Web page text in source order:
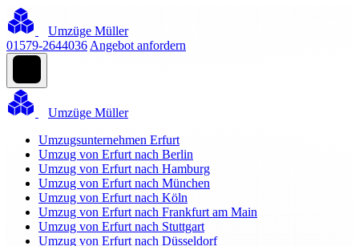
Umzüge Müller
01579-2644036 Angebot anfordern
Umzüge Müller
Umzugsunternehmen Erfurt
Umzug von Erfurt nach Berlin
Umzug von Erfurt nach Hamburg
Umzug von Erfurt nach München
Umzug von Erfurt nach Köln
Umzug von Erfurt nach Frankfurt am Main
Umzug von Erfurt nach Stuttgart
Umzug von Erfurt nach Düsseldorf